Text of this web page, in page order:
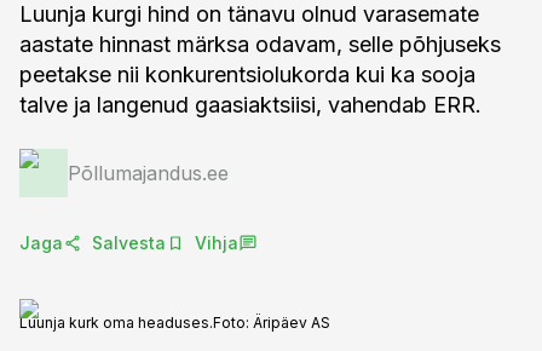
Luunja kurgi hind on tänavu olnud varasemate
aastate hinnast märksa odavam, selle põhjuseks
peetakse nii konkurentsiolukorda kui ka sooja
talve ja langenud gaasiaktsiisi, vahendab ERR.
Põllumajandus.ee
Jaga Salvesta Vihja
Luunja kurk oma headuses.Foto: Äripäev AS